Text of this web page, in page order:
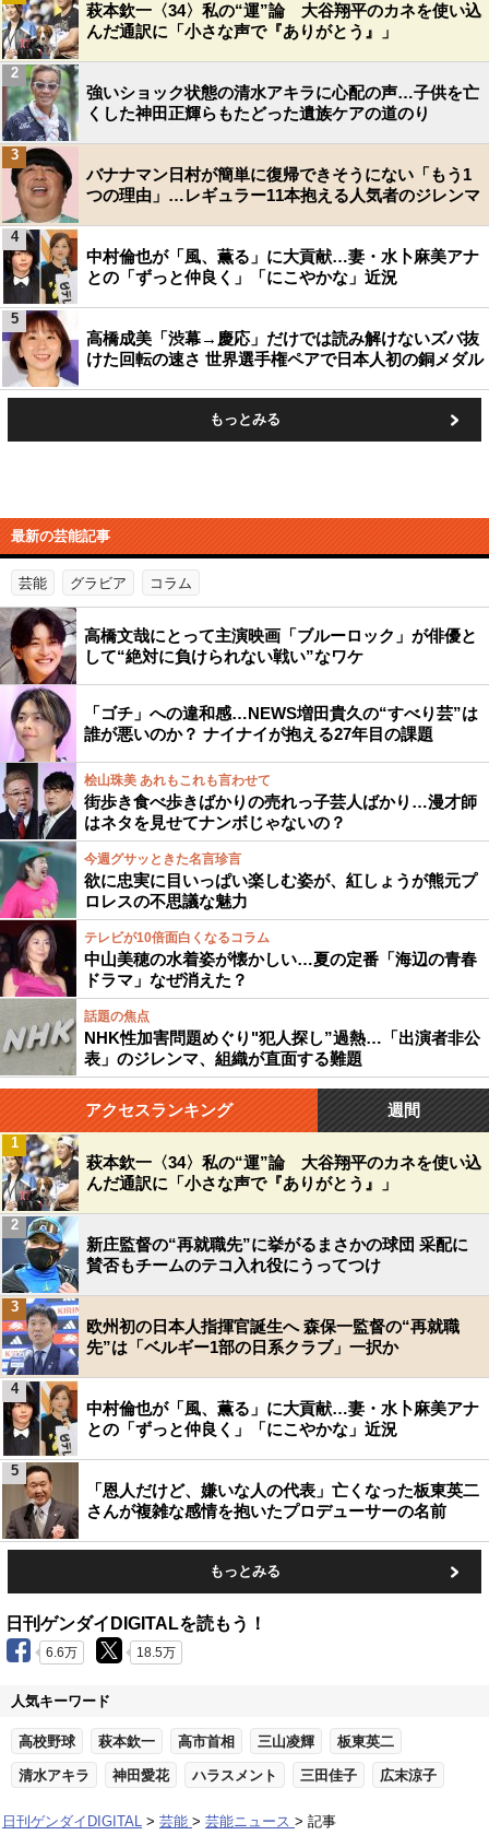
萩本欽一〈34〉私の“運”論 大谷翔平のカネを使い込
んだ通訳に「小さな声で『ありがとう』」
強いショック状態の清水アキラに心配の声…子供を亡
くした神田正輝らもたどった遺族ケアの道のり
2
バナナマン日村が簡単に復帰できそうにない「もう1
つの理由」…レギュラー11本抱える人気者のジレンマ
3
中村倫也が「風、薫る」に大貢献…妻・水卜麻美アナ
との「ずっと仲良く」「にこやかな」近況
4
高橋成美「渋幕→慶応」だけでは読み解けないズバ抜
けた回転の速さ 世界選手権ペアで日本人初の銅メダル
5
もっとみる
最新の芸能記事
芸能 グラビア コラム
高橋文哉にとって主演映画「ブルーロック」が俳優と
して“絶対に負けられない戦い”なワケ
「ゴチ」への違和感…NEWS増田貴久の“すべり芸”は
誰が悪いのか？ ナイナイが抱える27年目の課題
桧山珠美 あれもこれも言わせて
街歩き食べ歩きばかりの売れっ子芸人ばかり…漫才師
はネタを見せてナンボじゃないの？
今週グサッときた名言珍言
欲に忠実に目いっぱい楽しむ姿が、紅しょうが熊元プ
ロレスの不思議な魅力
テレビが10倍面白くなるコラム
中山美穂の水着姿が懐かしい…夏の定番「海辺の青春
ドラマ」なぜ消えた？
話題の焦点
NHK性加害問題めぐり"犯人探し”過熱…「出演者非公
表」のジレンマ、組織が直面する難題
アクセスランキング 週間
萩本欽一〈34〉私の“運”論 大谷翔平のカネを使い込
んだ通訳に「小さな声で『ありがとう』」
1
新庄監督の“再就職先”に挙がるまさかの球団 采配に
賛否もチームのテコ入れ役にうってつけ
2
欧州初の日本人指揮官誕生へ 森保一監督の“再就職
先”は「ベルギー1部の日系クラブ」一択か
3
中村倫也が「風、薫る」に大貢献…妻・水卜麻美アナ
との「ずっと仲良く」「にこやかな」近況
4
「恩人だけど、嫌いな人の代表」亡くなった板東英二
さんが複雑な感情を抱いたプロデューサーの名前
5
もっとみる
日刊ゲンダイDIGITALを読もう！
6.6万 18.5万
人気キーワード
高校野球 萩本欽一 高市首相 三山凌輝 板東英二
清水アキラ 神田愛花 ハラスメント 三田佳子 広末涼子
日刊ゲンダイDIGITAL 芸能 芸能ニュース 記事